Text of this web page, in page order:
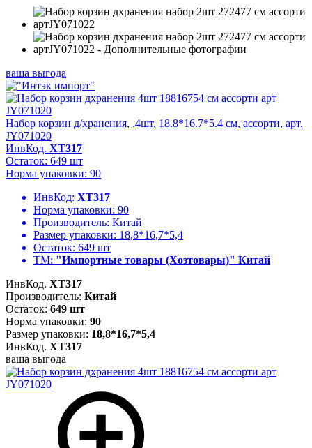
ваша выгода
Набор корзин д/хранения, ,4шт, 18.8*16.7*5.4 см, ассорти, арт.
JY071020
ИнвКод. ХТ317
Остаток: 649 шт
Норма упаковки: 90
ИнвКод: ХТ317
Норма упаковки: 90
Производитель: Китай
Размер упаковки: 18,8*16,7*5,4
Остаток: 649 шт
ТМ: "Импортные товары (Хозтовары)" Китай
ИнвКод. ХТ317
Производитель: Китай
Остаток: 649 шт
Норма упаковки: 90
Размер упаковки: 18,8*16,7*5,4
ИнвКод. ХТ317
ваша выгода